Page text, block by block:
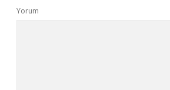
Yorum